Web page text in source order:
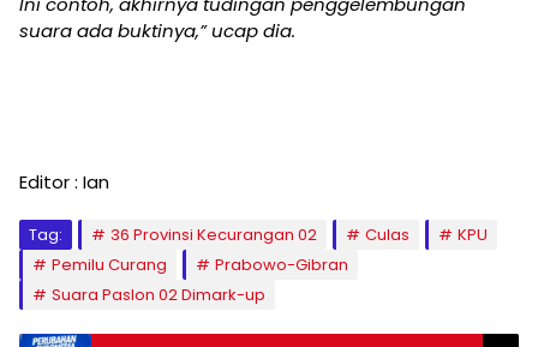
suara ada buktinya,” ucap dia.
Editor : Ian
Tag: 36 Provinsi Kecurangan 02 Culas
KPU
Pemilu Curang
Prabowo-Gibran
Suara Paslon 02 Dimark-up